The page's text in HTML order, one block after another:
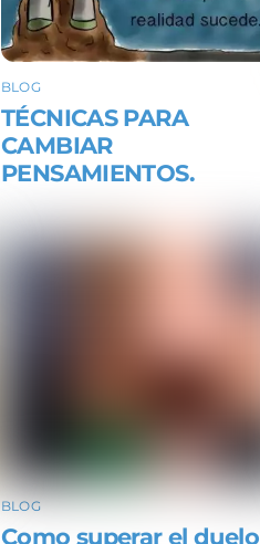
BLOG
TÉCNICAS PARA
CAMBIAR
PENSAMIENTOS.
BLOG
Como superar el duelo